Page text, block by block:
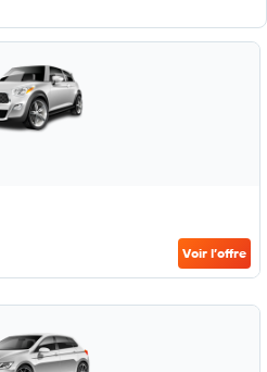
Voir l’offre